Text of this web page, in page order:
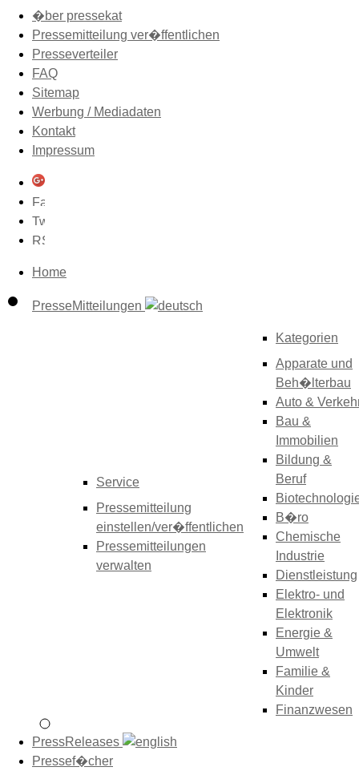
�ber pressekat
Pressemitteilung ver�ffentlichen
Presseverteiler
FAQ
Sitemap
Werbung / Mediadaten
Kontakt
Impressum
Home
PresseMitteilungen
Service
Pressemitteilung
einstellen/ver�ffentlichen
Pressemitteilungen
verwalten
Kategorien
Apparate und
Beh�lterbau
Auto &
Bau &
Immobilien
Bildung &
Beruf
B�ro
Chemische
Industrie
Dienstleistung
Elektro- und
Elektronik
Energie &
Umwelt
Familie &
Kinder
Finanzwesen
PressReleases
Pressef�cher